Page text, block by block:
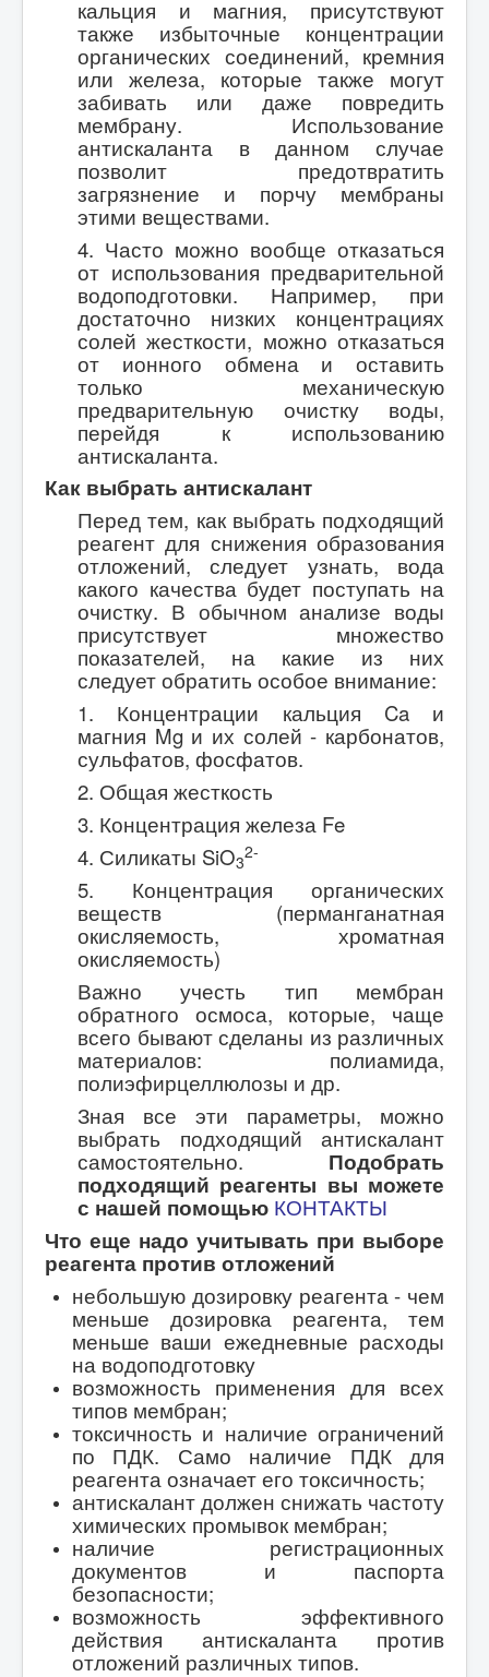
кальция и магния, присутствуют
также избыточные концентрации
органических соединений, кремния
или железа, которые также могут
забивать или даже повредить
мембрану. Использование
антискаланта в данном случае
позволит предотвратить
загрязнение и порчу мембраны
этими веществами.
4. Часто можно вообще отказаться
от использования предварительной
водоподготовки. Например, при
достаточно низких концентрациях
солей жесткости, можно отказаться
от ионного обмена и оставить
только механическую
предварительную очистку воды,
перейдя к использованию
антискаланта.
Как выбрать антискалант
Перед тем, как выбрать подходящий
реагент для снижения образования
отложений, следует узнать, вода
какого качества будет поступать на
очистку. В обычном анализе воды
присутствует множество
показателей, на какие из них
следует обратить особое внимание:
1. Концентрации кальция Ca и
магния Mg и их солей - карбонатов,
сульфатов, фосфатов.
2. Общая жесткость
3. Концентрация железа Fe
4. Силикаты SiO3
2-
5. Концентрация органических
веществ (перманганатная
окисляемость, хроматная
окисляемость)
Важно учесть тип мембран
обратного осмоса, которые, чаще
всего бывают сделаны из различных
материалов: полиамида,
полиэфирцеллюлозы и др.
Зная все эти параметры, можно
выбрать подходящий антискалант
самостоятельно. Подобрать
подходящий реагенты вы можете
с нашей помощью КОНТАКТЫ
Что еще надо учитывать при выборе
реагента против отложений
небольшую дозировку реагента - чем
меньше дозировка реагента, тем
меньше ваши ежедневные расходы
на водоподготовку
возможность применения для всех
типов мембран;
токсичность и наличие ограничений
по ПДК. Само наличие ПДК для
реагента означает его токсичность;
антискалант должен снижать частоту
химических промывок мембран;
наличие регистрационных
документов и паспорта
безопасности;
возможность эффективного
действия антискаланта против
отложений различных типов.